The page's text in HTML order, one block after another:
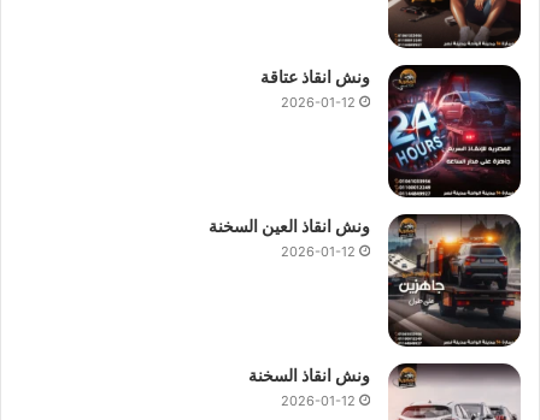
ونش انقاذ عتاقة
2026-01-12
ونش انقاذ العين السخنة
2026-01-12
ونش انقاذ السخنة
2026-01-12